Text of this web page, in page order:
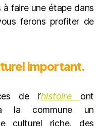
faire une étape dans
ferons profiter de
important.
es de l’histoire ont
la commune un
culturel riche, des